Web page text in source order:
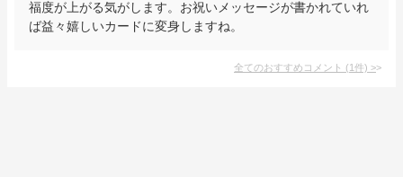
福度が上がる気がします。お祝いメッセージが書かれていれ
ば益々嬉しいカードに変身しますね。
全てのおすすめコメント (1件) >